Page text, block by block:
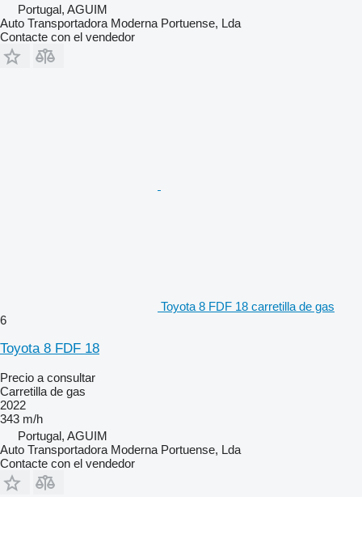
Portugal, AGUIM
Auto Transportadora Moderna Portuense, Lda
Contacte con el vendedor
Toyota 8 FDF 18 carretilla de gas
6
Toyota 8 FDF 18
Precio a consultar
Carretilla de gas
2022
343 m/h
Portugal, AGUIM
Auto Transportadora Moderna Portuense, Lda
Contacte con el vendedor